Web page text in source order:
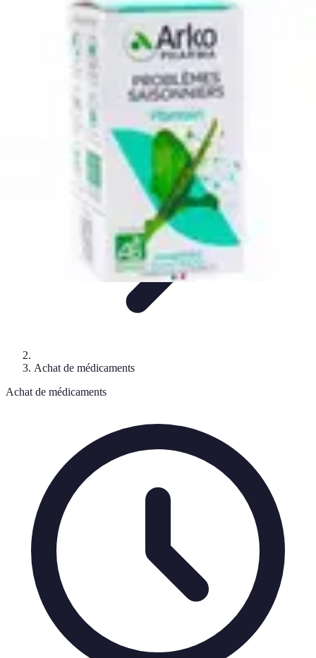
Astuces et Économies
Achats de MédicamentsAchats
Sécurité en ligne Sécurité des achats
Achat de médicaments
Achat de médicaments